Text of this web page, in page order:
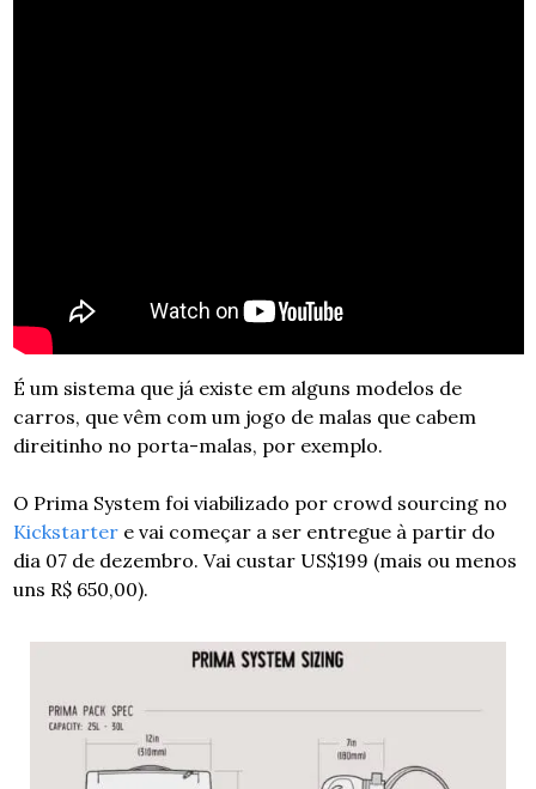
É um sistema que já existe em alguns modelos de
carros, que vêm com um jogo de malas que cabem
direitinho no porta-malas, por exemplo.
Kickstarter e vai começar a ser entregue à partir do
dia 07 de dezembro. Vai custar US$199 (mais ou menos
uns R$ 650,00).